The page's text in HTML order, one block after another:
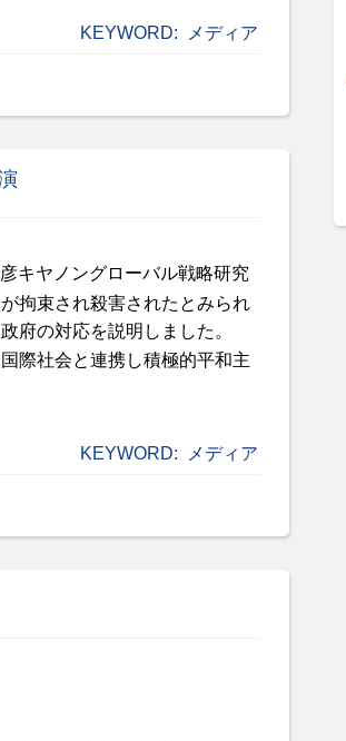
KEYWORD: メディア
キヤノングローバル戦略研究
拘束され殺害されたとみられ
府の対応を説明しました。
際社会と連携し積極的平和主
KEYWORD: メディア